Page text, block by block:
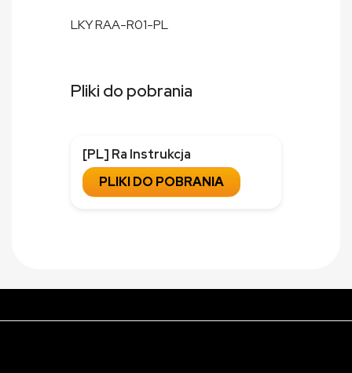
LKY RAA-R01-PL
Pliki do pobrania
[PL] Ra Instrukcja
PLIKI DO POBRANIA